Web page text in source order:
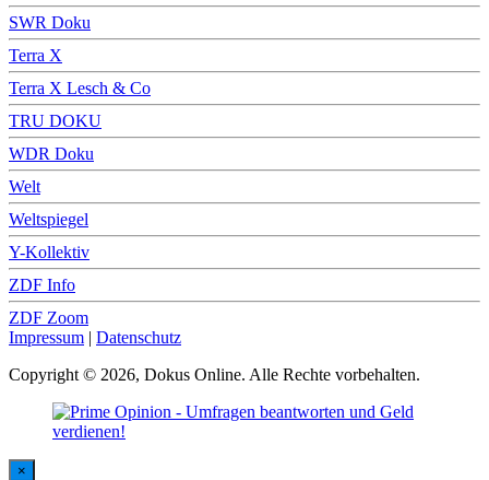
SWR Doku
Terra X
Terra X Lesch & Co
TRU DOKU
WDR Doku
Welt
Weltspiegel
Y-Kollektiv
ZDF Info
ZDF Zoom
Impressum | Datenschutz
Copyright © 2026, Dokus Online. Alle Rechte vorbehalten.
×